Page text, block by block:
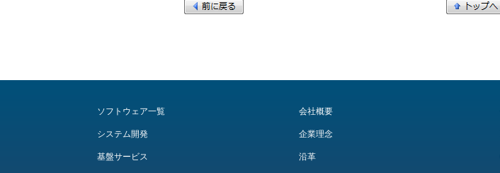
ソフトウェア一覧
システム開発
基盤サービス
会社概要
企業理念
沿革